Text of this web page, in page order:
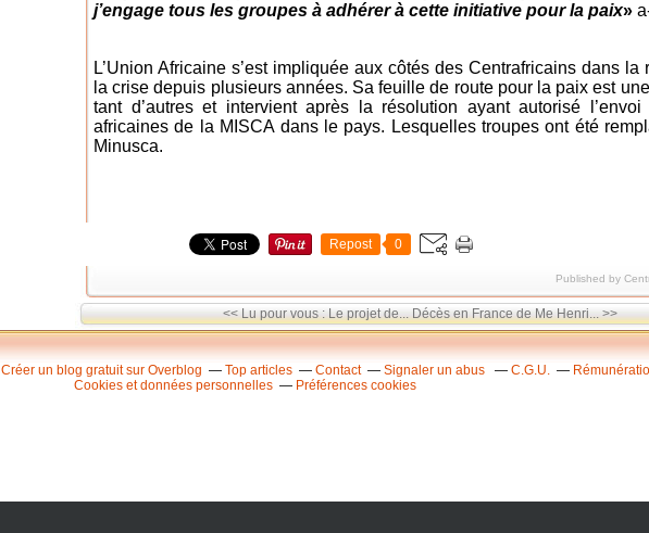
j’engage tous les groupes à adhérer à cette initiative pour la paix»
L’Union Africaine s’est impliquée aux côtés des Centrafricains dans la
la crise depuis plusieurs années. Sa feuille de route pour la paix est
tant d’autres et intervient après la résolution ayant autorisé
africaines de la MISCA dans le pays. Lesquelles troupes ont été
Minusca.
Repost 0
Published by
<< Lu pour vous : Le projet de... Décès en France de Me Henri... >>
Créer un blog gratuit sur Overblog Top articles Contact Signaler un abus C.G.U.
Cookies et données personnelles
Préférences cookies